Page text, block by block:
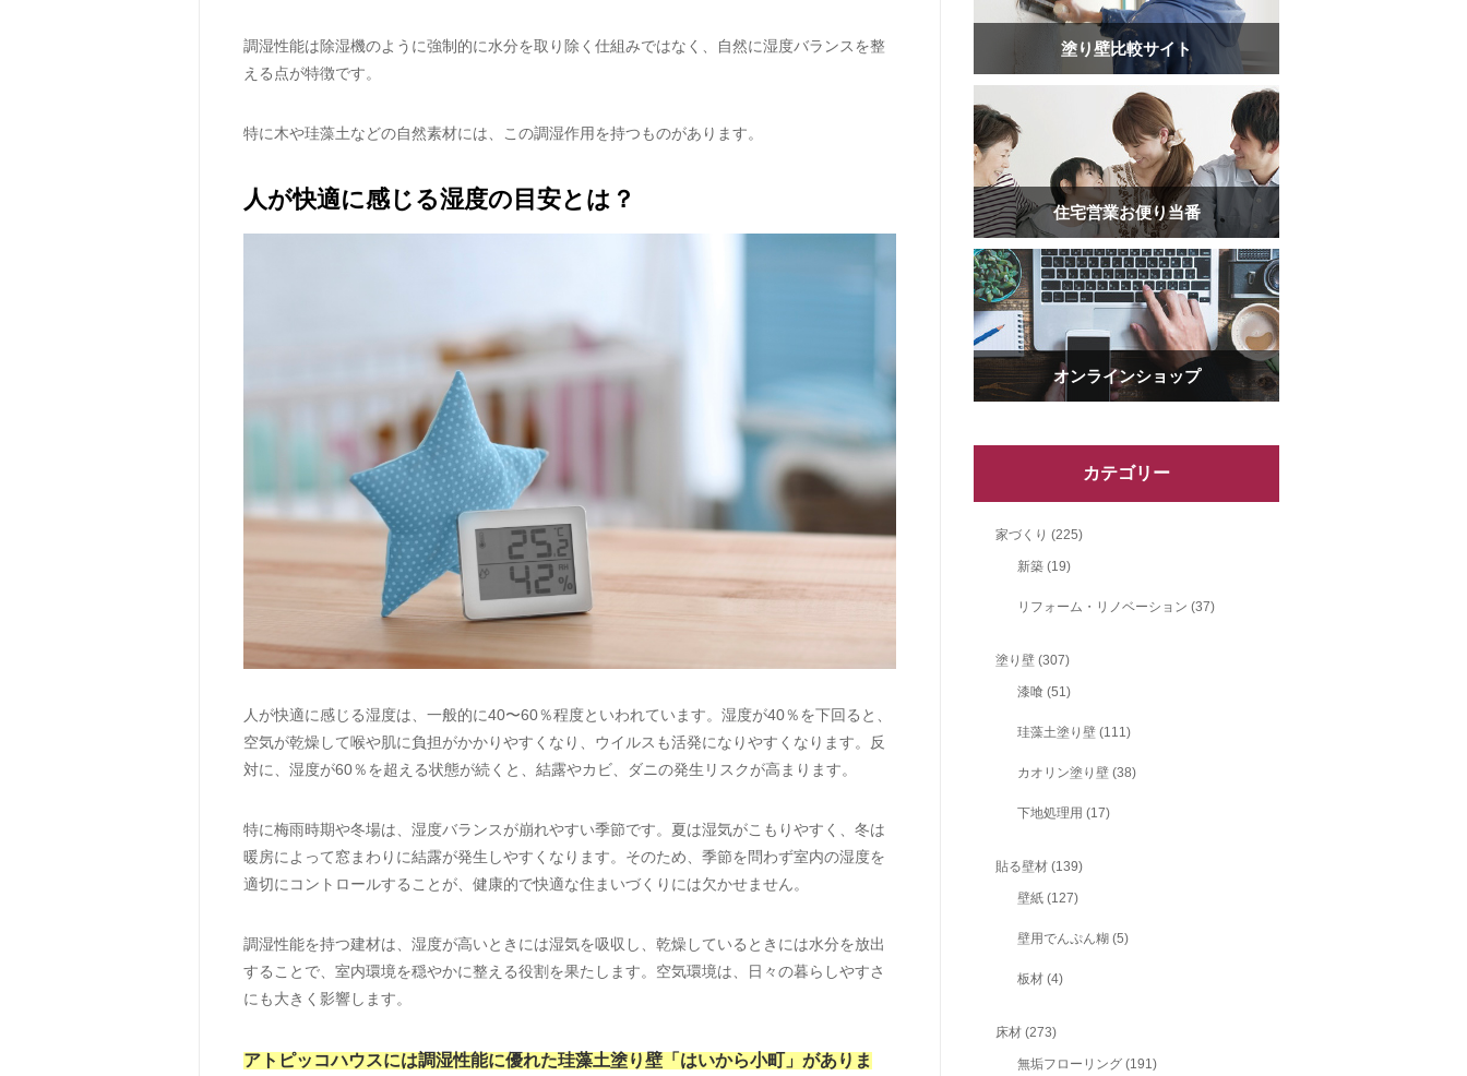
調湿性能は除湿機のように強制的に水分を取り除く仕組みではなく、自然に湿度バランスを整
える点が特徴です。
特に木や珪藻土などの自然素材には、この調湿作用を持つものがあります。
人が快適に感じる湿度の目安とは？
人が快適に感じる湿度は、一般的に40〜60％程度といわれています。湿度が40％を下回ると、
空気が乾燥して喉や肌に負担がかかりやすくなり、ウイルスも活発になりやすくなります。反
対に、湿度が60％を超える状態が続くと、結露やカビ、ダニの発生リスクが高まります。
特に梅雨時期や冬場は、湿度バランスが崩れやすい季節です。夏は湿気がこもりやすく、冬は
暖房によって窓まわりに結露が発生しやすくなります。そのため、季節を問わず室内の湿度を
適切にコントロールすることが、健康的で快適な住まいづくりには欠かせません。
調湿性能を持つ建材は、湿度が高いときには湿気を吸収し、乾燥しているときには水分を放出
することで、室内環境を穏やかに整える役割を果たします。空気環境は、日々の暮らしやすさ
にも大きく影響します。
アトピッコハウスには調湿性能に優れた珪藻土塗り壁「はいから小町」がありま
塗り壁比較サイト
住宅営業お便り当番
オンラインショップ
カテゴリー
家づくり (225)
新築 (19)
リフォーム・リノベーション (37)
塗り壁 (307)
漆喰 (51)
珪藻土塗り壁 (111)
カオリン塗り壁 (38)
下地処理用 (17)
貼る壁材 (139)
壁紙 (127)
壁用でんぷん糊 (5)
板材 (4)
床材 (273)
無垢フローリング (191)